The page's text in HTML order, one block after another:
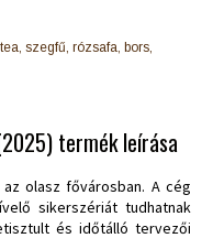
szegfű, rózsafa, bors,
termék leírása
olasz fővárosban. A cég
sikerszériát tudhatnak
és időtálló tervezői